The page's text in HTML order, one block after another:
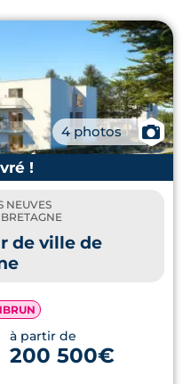
4 photos
📷
!
NEUVES
de ville de
à partir de
200 500€